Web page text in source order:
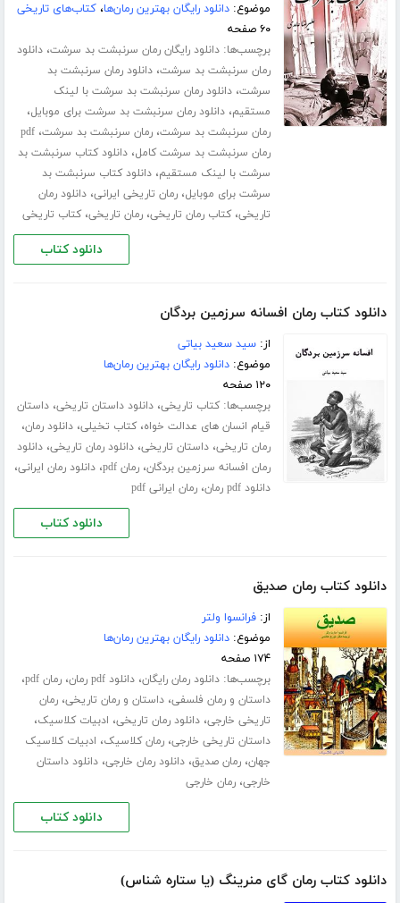
موضوع:دانلود رایگان بهترین رمان‌ها،کتاب‌های تاریخی
۶۰ صفحه
برچسب‌ها:دانلود رایگان رمان سرنبشت بد سرشت،دانلود
رمان سرنبشت بد سرشت،دانلود رمان سرنبشت بد
سرشت،دانلود رمان سرنبشت بد سرشت با لینک
مستقیم،دانلود رمان سرنبشت بد سرشت برای موبایل،
رمان سرنبشت بد سرشت،رمان سرنبشت بد سرشت،pdf
رمان سرنبشت بد سرشت کامل،دانلود کتاب سرنبشت بد
سرشت با لینک مستقیم،دانلود کتاب سرنبشت بد
سرشت برای موبایل،رمان تاریخی ایرانی،دانلود رمان
تاریخی،کتاب رمان تاریخی،رمان تاریخی،کتاب تاریخی
دانلود کتاب
دانلود کتاب رمان افسانه سرزمین بردگان
از:سید سعید بیاتی
موضوع:دانلود رایگان بهترین رمان‌ها
۱۲۰ صفحه
برچسب‌ها:کتاب تاریخی،دانلود داستان تاریخی،داستان
قیام انسان های عدالت خواه،کتاب تخیلی،دانلود رمان،
رمان تاریخی،داستان تاریخی،دانلود رمان تاریخی،دانلود
رمان افسانه سرزمین بردگان،رمان pdf ،دانلود رمان ایرانی،
دانلود pdf رمان ،رمان ایرانی pdf
دانلود کتاب
دانلود کتاب رمان صدیق
از:فرانسوا ولتر
موضوع:دانلود رایگان بهترین رمان‌ها
۱۷۴ صفحه
برچسب‌ها:دانلود رمان رایگان،دانلود pdf رمان ،رمان pdf ،
داستان و رمان فلسفی،داستان و رمان تاریخی،رمان
تاریخی خارجی،دانلود رمان تاریخی، ادبیات کلاسیک،
داستان تاریخی خارجی،رمان کلاسیک، ادبیات کلاسیک
جهان،رمان صدیق،دانلود رمان خارجی،دانلود داستان
خارجی،رمان خارجی
دانلود کتاب
دانلود کتاب رمان گای منرینگ (یا ستاره شناس)